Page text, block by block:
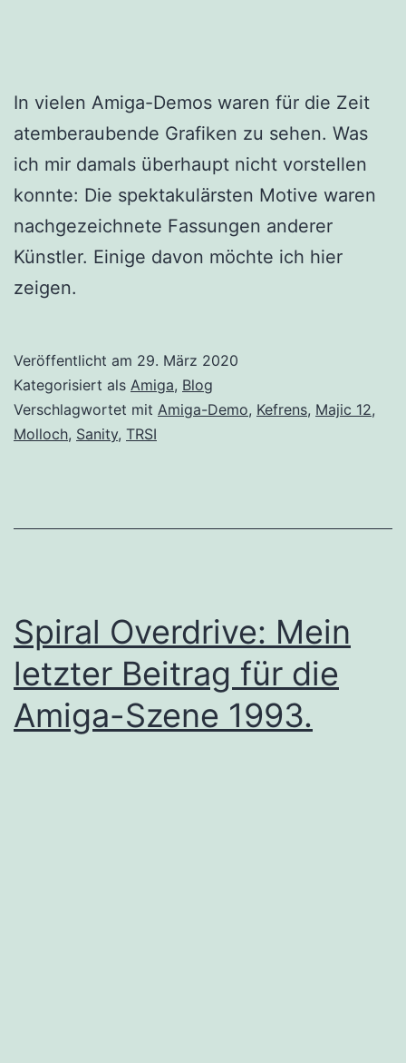
In vielen Amiga-Demos waren für die Zeit
atemberaubende Grafiken zu sehen. Was
ich mir damals überhaupt nicht vorstellen
konnte: Die spektakulärsten Motive waren
nachgezeichnete Fassungen anderer
Künstler. Einige davon möchte ich hier
zeigen.
Veröffentlicht am 29. März 2020
Kategorisiert als Amiga, Blog
Verschlagwortet mit Amiga-Demo, Kefrens, Majic 12,
Molloch, Sanity, TRSI
Spiral Overdrive: Mein
letzter Beitrag für die
Amiga-Szene 1993.